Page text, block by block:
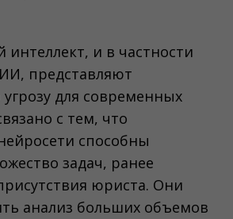
интеллект, и в частности
представляют
для современных
с тем, что
способны
задач, ранее
юриста. Они
анализ больших объемов